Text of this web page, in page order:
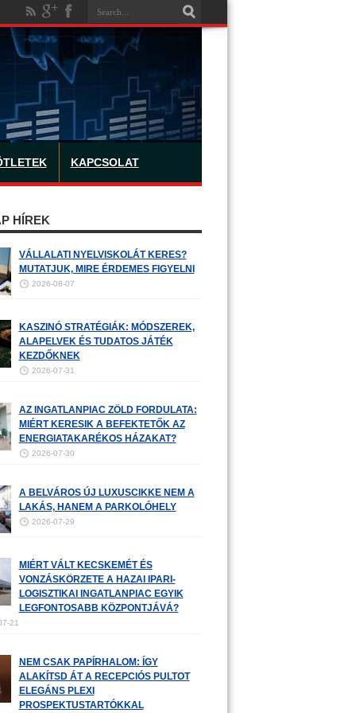
KAPCSOLAT
HÍREK
VÁLLALATI NYELVISKOLÁT KERES?
MUTATJUK, MIRE ÉRDEMES FIGYELNI
2026-08-07
KASZINÓ STRATÉGIÁK: MÓDSZEREK,
ALAPELVEK ÉS TUDATOS JÁTÉK
KEZDŐKNEK
2026-07-31
AZ INGATLANPIAC ZÖLD FORDULATA:
MIÉRT KERESIK A BEFEKTETŐK AZ
ENERGIATAKARÉKOS HÁZAKAT?
2026-07-30
A BELVÁROS ÚJ LUXUSCIKKE NEM A
LAKÁS, HANEM A PARKOLÓHELY
2026-07-29
MIÉRT VÁLT KECSKEMÉT ÉS
VONZÁSKÖRZETE A HAZAI IPARI-
LOGISZTIKAI INGATLANPIAC EGYIK
LEGFONTOSABB KÖZPONTJÁVÁ?
21
NEM CSAK PAPÍRHALOM: ÍGY
ALAKÍTSD ÁT A RECEPCIÓS PULTOT
ELEGÁNS PLEXI
PROSPEKTUSTARTÓKKAL